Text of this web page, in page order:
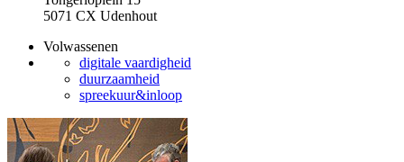
5071 CX Udenhout
Volwassenen
digitale vaardigheid
duurzaamheid
spreekuur&inloop